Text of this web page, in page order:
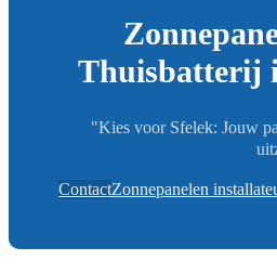
Thuisbatterij
"Kies voor Sfelek: Jouw
ContactZonnepanelen